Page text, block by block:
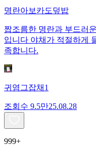
명란아보카도덮밥
짭조름한 명란과 부드러
입니다 야채가 적절하게
족합니다.
귀염그잡채1
조회수 9.5만25.08.28
999+